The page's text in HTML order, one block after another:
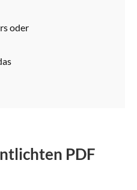
oder
PDF